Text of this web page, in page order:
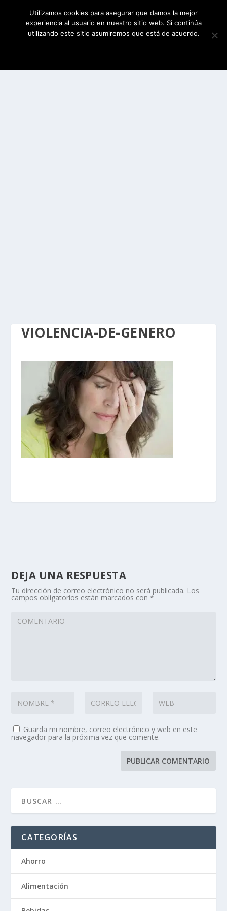
VIOLENCIA-DE-GENERO
DEJA UNA RESPUESTA
Tu dirección de correo electrónico no será publicada. Los
campos obligatorios están marcados con*
Guarda mi nombre, correo electrónico y web en este
navegador para la próxima vez que comente.
CATEGORÍAS
Ahorro
Alimentación
Utilizamos cookies para asegurar que damos la mejor
experiencia al usuario en nuestro sitio web. Si continúa
utilizando este sitio asumiremos que está de acuerdo.